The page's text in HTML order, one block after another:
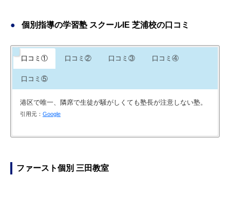
個別指導の学習塾 スクールIE 芝浦校の口コミ
口コミ① 口コミ② 口コミ③ 口コミ④
口コミ⑤
港区で唯一、隣席で生徒が騒がしくても塾長が注意しない塾。
引用元： Google
もに新しい友達が増えた。 こどもの成績が向上し
た
が、親身に説明してくれる講師に対して、端的な質問にするた
めの整理術やマナーなどを同時に学べたそうです。上のクラス
引用元： BIGLOBE塾・家庭教師
引用元： BIGLOBE塾・家庭教師
ファースト個別 三田教室